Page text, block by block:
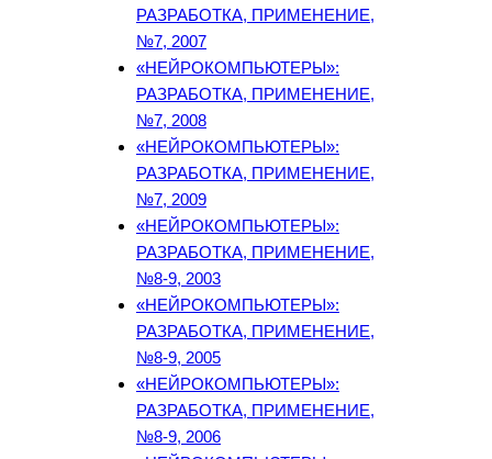
РАЗРАБОТКА, ПРИМЕНЕНИЕ,
№7, 2007
«НЕЙРОКОМПЬЮТЕРЫ»:
РАЗРАБОТКА, ПРИМЕНЕНИЕ,
№7, 2008
«НЕЙРОКОМПЬЮТЕРЫ»:
РАЗРАБОТКА, ПРИМЕНЕНИЕ,
№7, 2009
«НЕЙРОКОМПЬЮТЕРЫ»:
РАЗРАБОТКА, ПРИМЕНЕНИЕ,
№8-9, 2003
«НЕЙРОКОМПЬЮТЕРЫ»:
РАЗРАБОТКА, ПРИМЕНЕНИЕ,
№8-9, 2005
«НЕЙРОКОМПЬЮТЕРЫ»:
РАЗРАБОТКА, ПРИМЕНЕНИЕ,
№8-9, 2006